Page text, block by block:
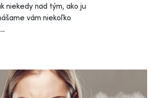
niekedy nad tým, ako ju
vám niekoľko